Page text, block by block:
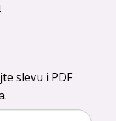
slevu i PDF